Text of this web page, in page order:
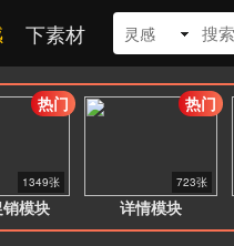
下素材 灵感
模块
1349张
热门
详情模块
723张
热门